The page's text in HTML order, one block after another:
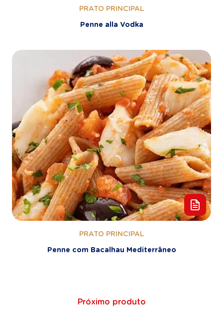
PRATO PRINCIPAL
Penne alla Vodka
PRATO PRINCIPAL
Penne com Bacalhau Mediterrâneo
Próximo produto